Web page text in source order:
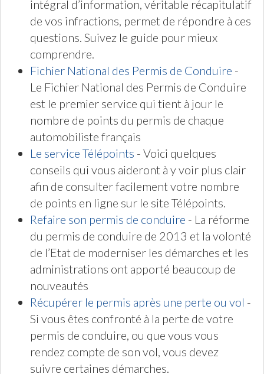
intégral d’information, véritable récapitulatif
de vos infractions, permet de répondre à ces
questions. Suivez le guide pour mieux
comprendre.
Fichier National des Permis de Conduire -
Le Fichier National des Permis de Conduire
est le premier service qui tient à jour le
nombre de points du permis de chaque
automobiliste français
Le service Télépoints - Voici quelques
conseils qui vous aideront à y voir plus clair
afin de consulter facilement votre nombre
de points en ligne sur le site Télépoints.
Refaire son permis de conduire - La réforme
du permis de conduire de 2013 et la volonté
de l’Etat de moderniser les démarches et les
administrations ont apporté beaucoup de
nouveautés
Récupérer le permis après une perte ou vol -
Si vous êtes confronté à la perte de votre
permis de conduire, ou que vous vous
rendez compte de son vol, vous devez
suivre certaines démarches.